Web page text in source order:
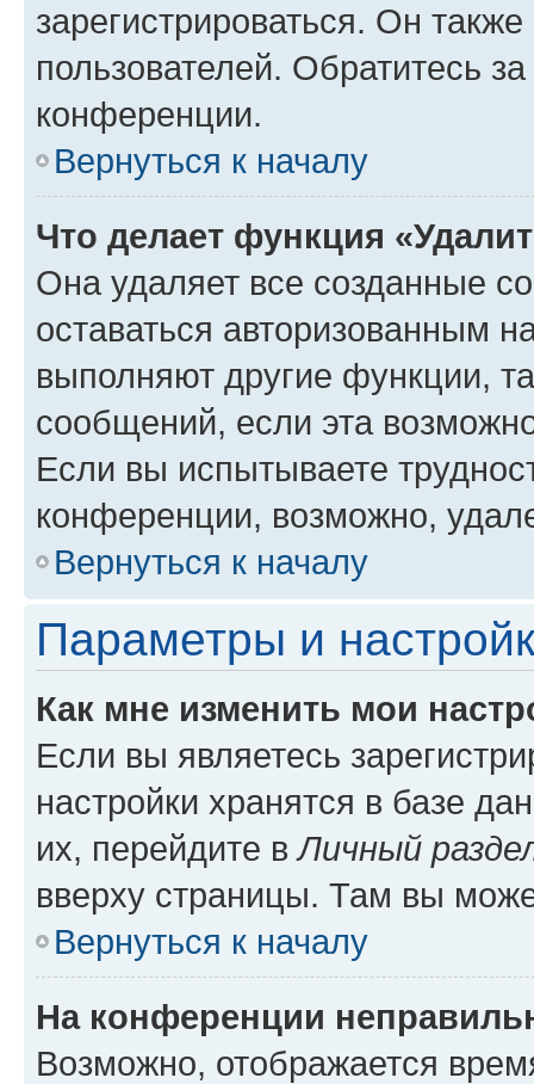
зарегистрироваться. Он
пользователей. Обратитесь
конференции.
Вернуться к началу
Что делает функция
Она удаляет все созданные
оставаться авторизованным
выполняют другие функции,
сообщений, если эта
Если вы испытываете
конференции, возможно,
Вернуться к началу
Параметры и
Как мне изменить мои
Если вы являетесь
настройки хранятся в базе
их, перейдите вЛичный
вверху страницы. Там вы
Вернуться к началу
На конференции
Возможно, отображается